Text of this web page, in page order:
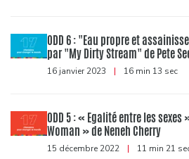
ODD 6 : "Eau propre et
par "My Dirty Stream" de Pete
16 janvier 2023 | 16 min 13 sec
ODD 5 : « Egalité entre les
Woman » de Neneh Cherry
15 décembre 2022 | 11 min 21